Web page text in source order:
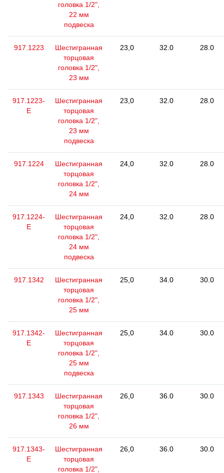
головка 1/2",
22 мм
подвеска
917.1223
Шестигранная
торцовая
головка 1/2",
23 мм
23,0 32.0 28.0
917.1223-
E
Шестигранная
торцовая
головка 1/2",
23 мм
подвеска
23,0 32.0 28.0
917.1224
Шестигранная
торцовая
головка 1/2",
24 мм
24,0 32.0 28.0
917.1224-
E
Шестигранная
торцовая
головка 1/2",
24 мм
подвеска
24,0 32.0 28.0
917.1342
Шестигранная
торцовая
головка 1/2",
25 мм
25,0 34.0 30.0
917.1342-
E
Шестигранная
торцовая
головка 1/2",
25 мм
подвеска
25,0 34.0 30.0
917.1343
Шестигранная
торцовая
головка 1/2",
26 мм
26,0 36.0 30.0
917.1343-
E
Шестигранная
торцовая
головка 1/2",
26,0 36.0 30.0